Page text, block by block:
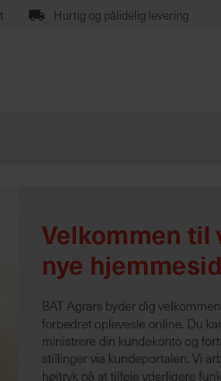
Hurtig og pålidelig levering